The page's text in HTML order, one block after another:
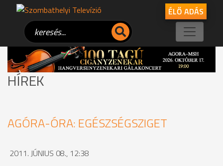
ÉLŐ ADÁS
HÍREK
AGÓRA-ÓRA: EGÉSZSÉGSZIGET
2011. JÚNIUS 08., 12:38